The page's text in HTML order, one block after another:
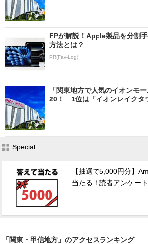
FPが解説！Apple製品を分割
方法とは？
PR(Fav-Log)
「関東地方で人気のイオンモ
20！ 1位は「イオンレイクタ
Special
【抽選で5,000円分】
当たる！読者アンケー
「関東・甲信地方」のアクセスランキング